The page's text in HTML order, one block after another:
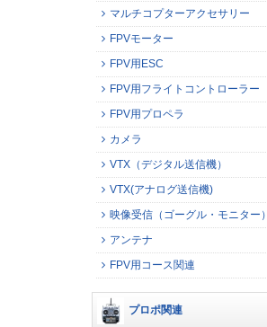
マルチコプターアクセサリー
FPVモーター
FPV用ESC
FPV用フライトコントローラー
FPV用プロペラ
カメラ
VTX（デジタル送信機）
VTX(アナログ送信機)
映像受信（ゴーグル・モニター）
アンテナ
FPV用コース関連
プロポ関連